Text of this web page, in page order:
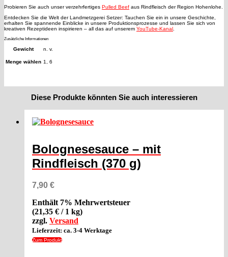
Probieren Sie auch unser verzehrfertiges Pulled Beef aus Rindfleisch der Region Hohenlohe.
Entdecken Sie die Welt der Landmetzgerei Setzer: Tauchen Sie ein in unsere Geschichte,
erhalten Sie spannende Einblicke in unsere Produktionsprozesse und lassen Sie sich von
kreativen Rezeptideen inspirieren – all das auf unserem YouTube-Kanal.
Zusätzliche Informationen
Gewicht n. v.
Menge wählen 1, 6
Diese Produkte könnten Sie auch interessieren
Bolognesesauce – mit
Rindfleisch (370 g)
7,90 €
Enthält 7% Mehrwertsteuer
(21,35 € / 1 kg)
zzgl. Versand
Lieferzeit: ca. 3-4 Werktage
Zum Produkt